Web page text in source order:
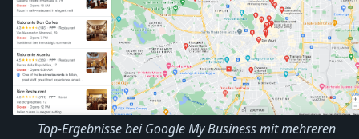
Top-Ergebnisse bei Google My Business mit mehreren